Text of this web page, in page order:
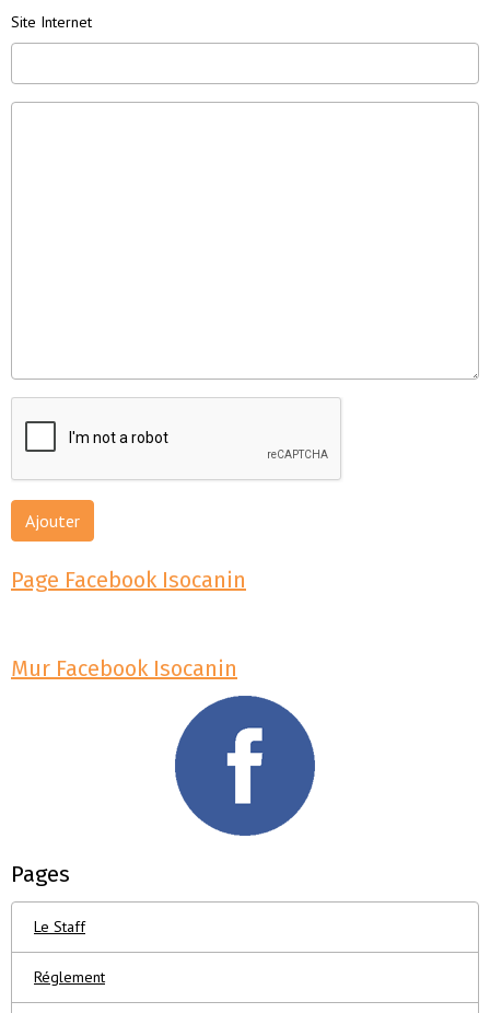
Site Internet
Ajouter
Page Facebook Isocanin
Mur Facebook Isocanin
Pages
Le Staff
Réglement